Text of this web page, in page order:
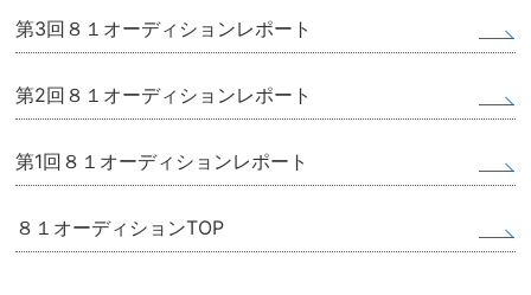
第3回８１オーディションレポート
第2回８１オーディションレポート
第1回８１オーディションレポート
８１オーディションTOP